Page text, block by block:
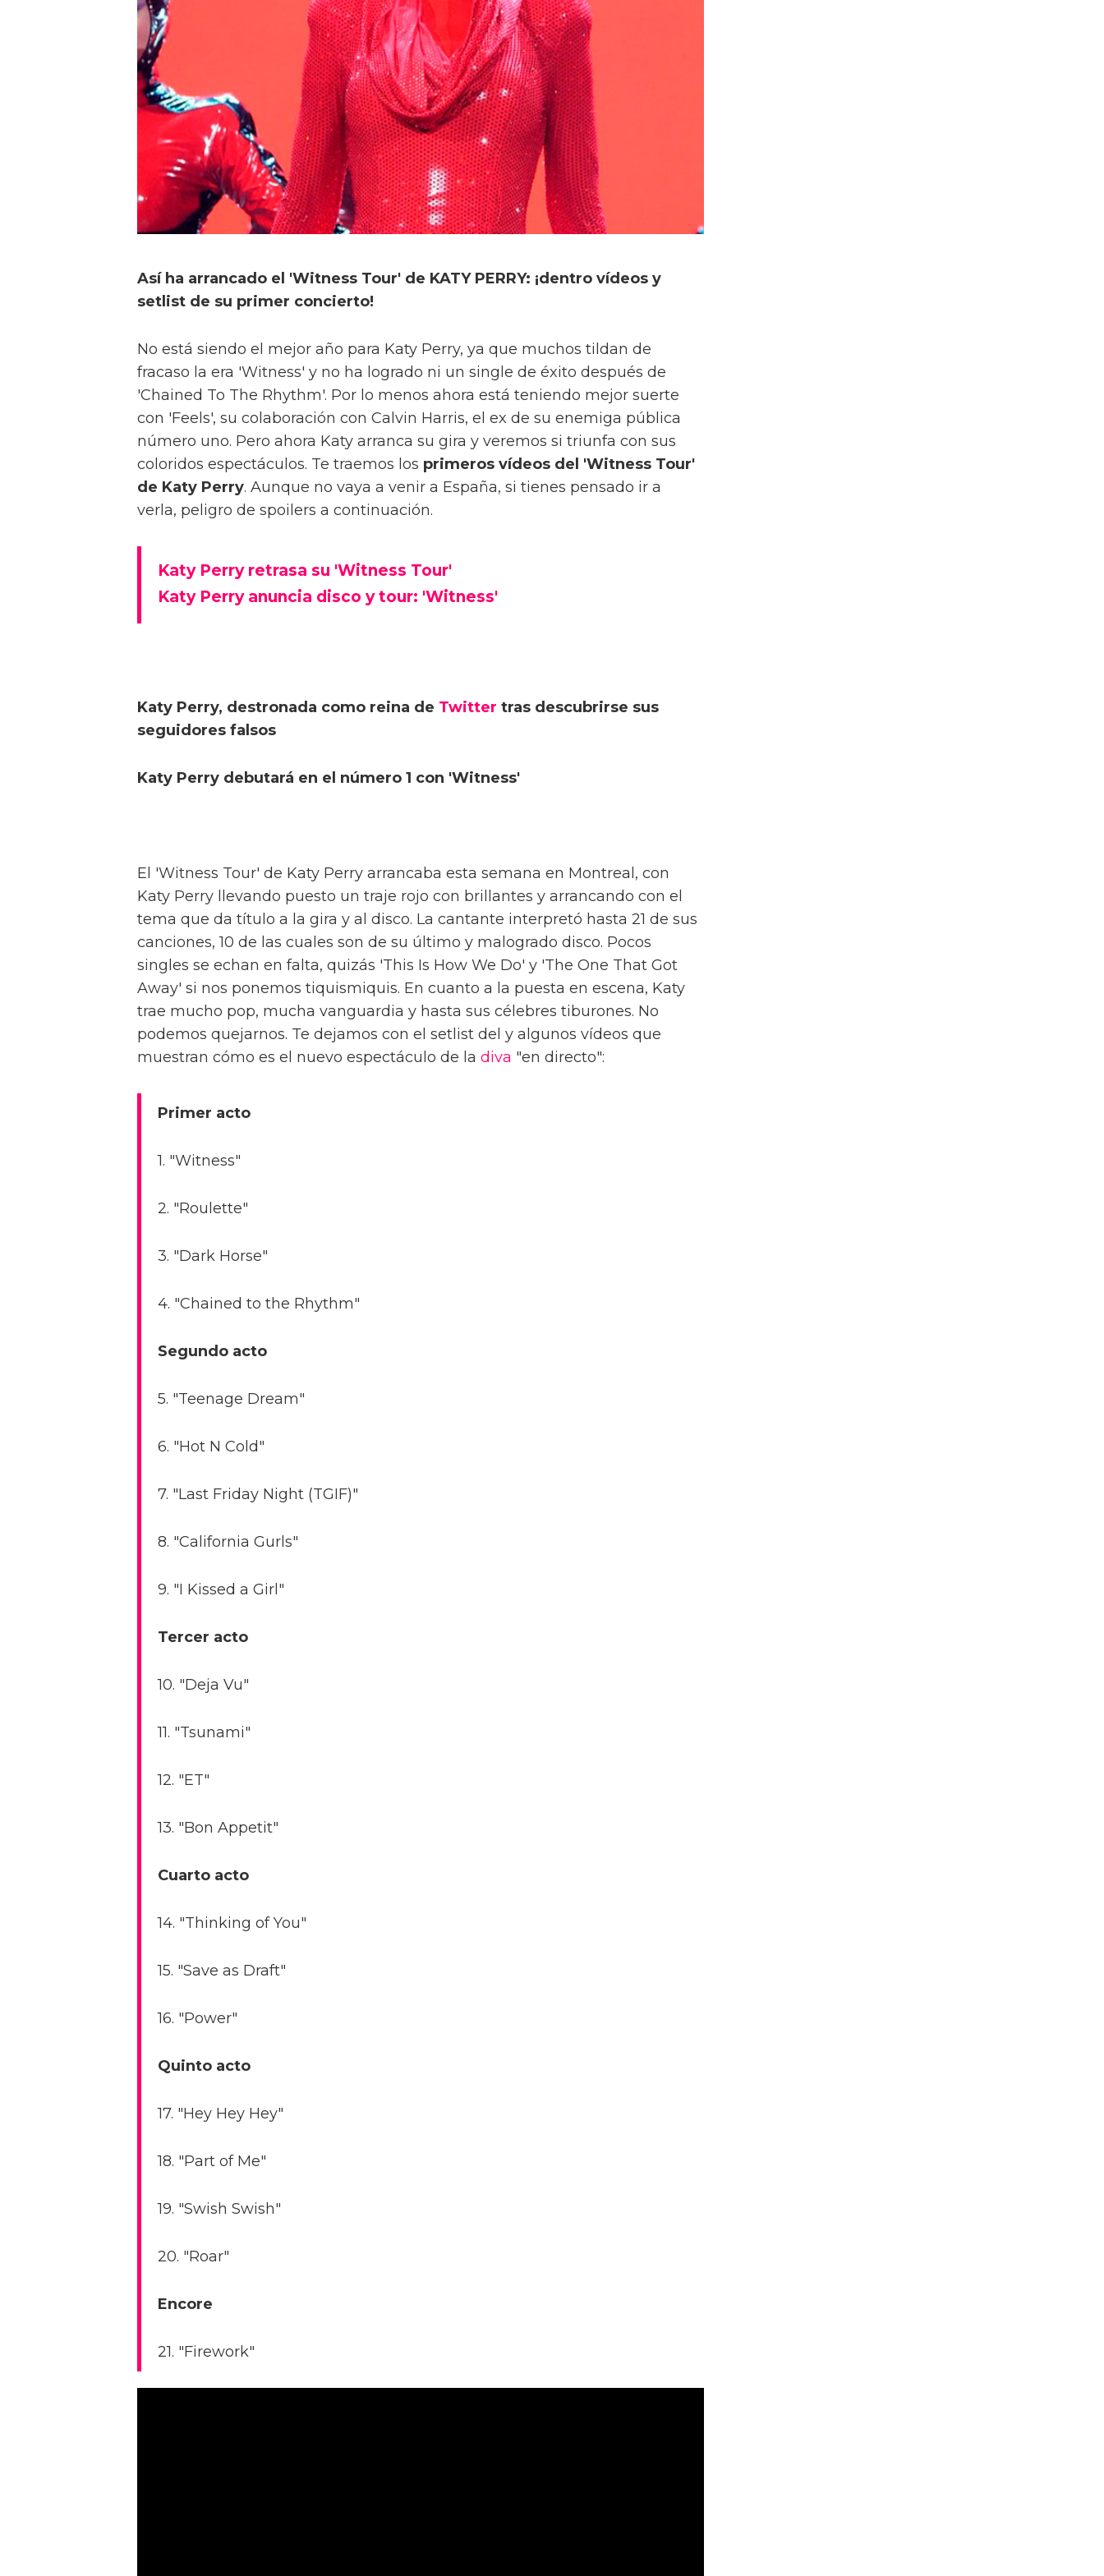
Así ha arrancado el 'Witness Tour' de KATY PERRY: ¡dentro vídeos y
setlist de su primer concierto!
No está siendo el mejor año para Katy Perry, ya que muchos tildan de
fracaso la era 'Witness' y no ha logrado ni un single de éxito después de
'Chained To The Rhythm'. Por lo menos ahora está teniendo mejor suerte
con 'Feels', su colaboración con Calvin Harris, el ex de su enemiga pública
número uno. Pero ahora Katy arranca su gira y veremos si triunfa con sus
coloridos espectáculos. Te traemos los primeros vídeos del 'Witness Tour'
de Katy Perry. Aunque no vaya a venir a España, si tienes pensado ir a
verla, peligro de spoilers a continuación.
Katy Perry retrasa su 'Witness Tour'
Katy Perry anuncia disco y tour: 'Witness'
Katy Perry, destronada como reina de Twitter tras descubrirse sus
seguidores falsos
Katy Perry debutará en el número 1 con 'Witness'
El 'Witness Tour' de Katy Perry arrancaba esta semana en Montreal, con
Katy Perry llevando puesto un traje rojo con brillantes y arrancando con el
tema que da título a la gira y al disco. La cantante interpretó hasta 21 de sus
canciones, 10 de las cuales son de su último y malogrado disco. Pocos
singles se echan en falta, quizás 'This Is How We Do' y 'The One That Got
Away' si nos ponemos tiquismiquis. En cuanto a la puesta en escena, Katy
trae mucho pop, mucha vanguardia y hasta sus célebres tiburones. No
podemos quejarnos. Te dejamos con el setlist del y algunos vídeos que
muestran cómo es el nuevo espectáculo de la diva "en directo":
Primer acto
1. "Witness"
2. "Roulette"
3. "Dark Horse"
4. "Chained to the Rhythm"
Segundo acto
5. "Teenage Dream"
6. "Hot N Cold"
7. "Last Friday Night (TGIF)"
8. "California Gurls"
9. "I Kissed a Girl"
Tercer acto
10. "Deja Vu"
11. "Tsunami"
12. "ET"
13. "Bon Appetit"
Cuarto acto
14. "Thinking of You"
15. "Save as Draft"
16. "Power"
Quinto acto
17. "Hey Hey Hey"
18. "Part of Me"
19. "Swish Swish"
20. "Roar"
Encore
21. "Firework"